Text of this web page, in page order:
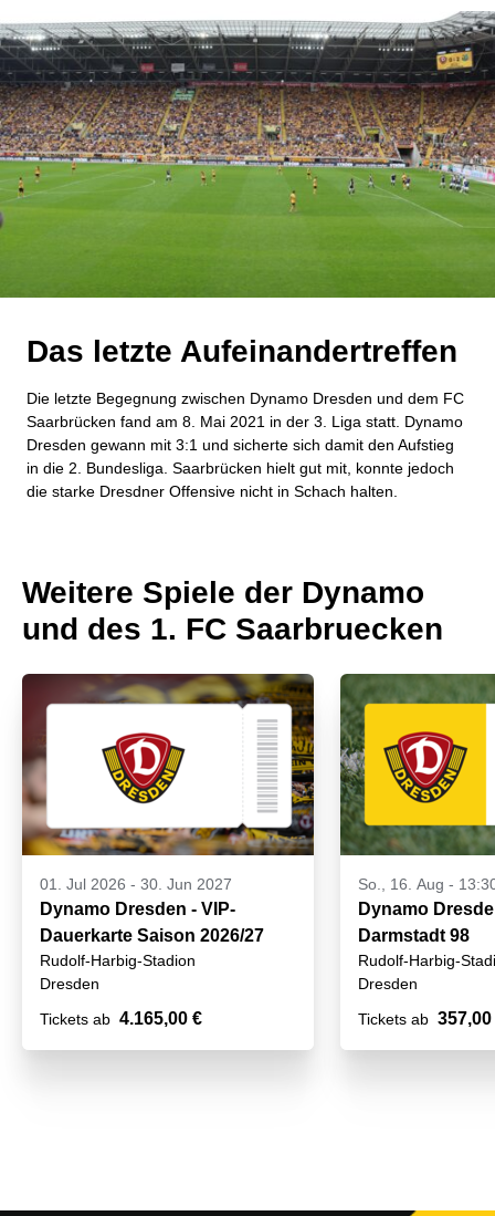
Das letzte Aufeinandertreffen
Die letzte Begegnung zwischen Dynamo Dresden und dem FC
Saarbrücken fand am 8. Mai 2021 in der 3. Liga statt. Dynamo
Dresden gewann mit 3:1 und sicherte sich damit den Aufstieg
in die 2. Bundesliga. Saarbrücken hielt gut mit, konnte jedoch
die starke Dresdner Offensive nicht in Schach halten.
Weitere Spiele der Dynamo
und des 1. FC Saarbruecken
01. Jul 2026 - 30. Jun 2027
Dynamo Dresden - VIP-
Dauerkarte Saison 2026/27
Rudolf-Harbig-Stadion
Dresden
Tickets ab 4.165,00 €
So., 16. Aug -
Dynamo
Darmstadt 98
Rudolf-Harbig-
Dresden
Tickets ab 357,00